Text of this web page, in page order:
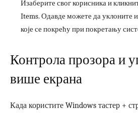
Изаберите свог корисника и
Items. Одавде можете да уклоните
које се покрећу при покретању
Контрола прозора и
више екрана
Када користите Windows тастер +